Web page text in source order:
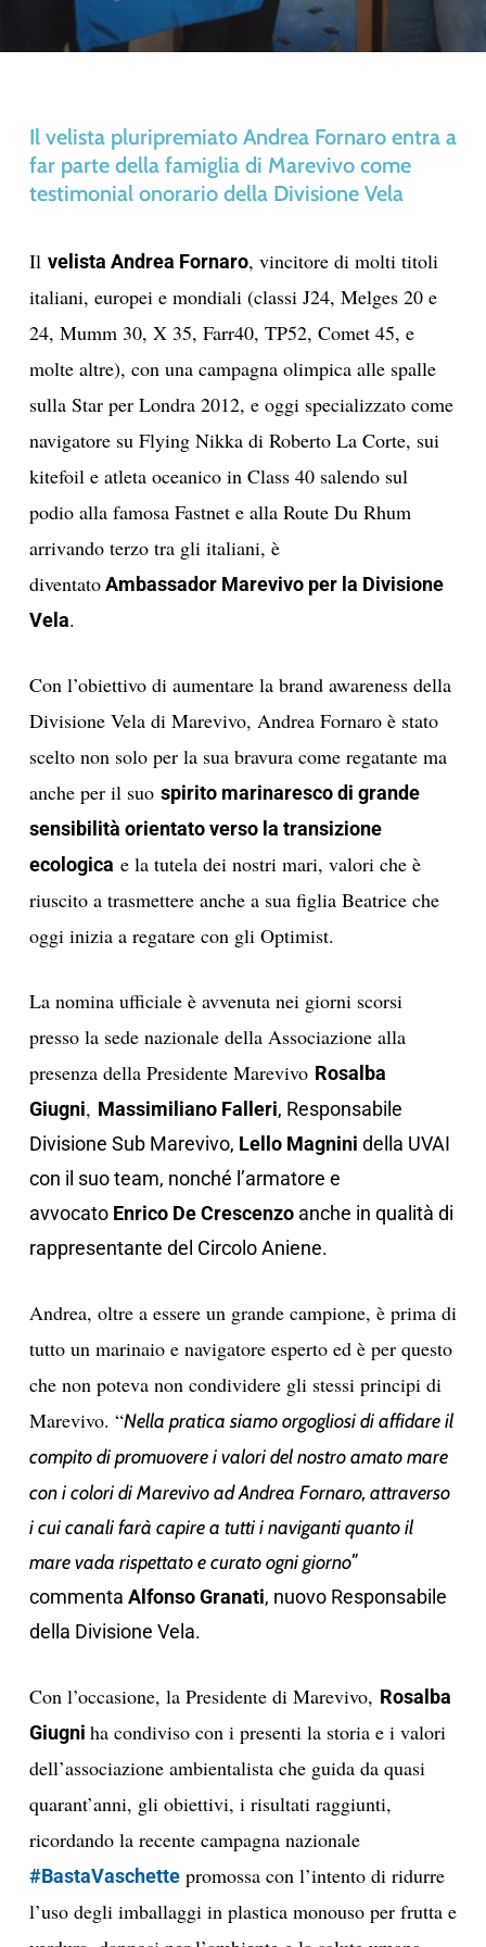
Il velista pluripremiato Andrea Fornaro entra a
far parte della famiglia di Marevivo come
testimonial onorario della Divisione Vela
Il velista Andrea Fornaro, vincitore di molti titoli
italiani, europei e mondiali (classi J24, Melges 20 e
24, Mumm 30, X 35, Farr40, TP52, Comet 45, e
molte altre), con una campagna olimpica alle spalle
sulla Star per Londra 2012, e oggi specializzato come
navigatore su Flying Nikka di Roberto La Corte, sui
kitefoil e atleta oceanico in Class 40 salendo sul
podio alla famosa Fastnet e alla Route Du Rhum
arrivando terzo tra gli italiani, è
diventatoAmbassador Marevivo per la Divisione
Vela.
Con l’obiettivo di aumentare la brand awareness della
Divisione Vela di Marevivo, Andrea Fornaro è stato
scelto non solo per la sua bravura come regatante ma
anche per il suo spirito marinaresco di grande
sensibilità orientato verso la transizione
ecologica e la tutela dei nostri mari, valori che è
riuscito a trasmettere anche a sua figlia Beatrice che
oggi inizia a regatare con gli Optimist.
La nomina ufficiale è avvenuta nei giorni scorsi
presso la sede nazionale della Associazione alla
presenza della Presidente Marevivo Rosalba
Giugni, Massimiliano Falleri, Responsabile
Divisione Sub Marevivo, Lello Magnini della UVAI
con il suo team, nonché l’armatore e
avvocato Enrico De Crescenzoanche in qualità di
rappresentante del Circolo Aniene.
Andrea, oltre a essere un grande campione, è prima di
tutto un marinaio e navigatore esperto ed è per questo
che non poteva non condividere gli stessi principi di
Marevivo. “Nella pratica siamo orgogliosi di affidare il
compito di promuovere i valori del nostro amato mare
con i colori di Marevivo adAndrea Fornaro, attraverso
i cui canali farà capire a tutti i naviganti quanto il
mare vada rispettato e curato ogni giorno”
commenta Alfonso Granati, nuovo Responsabile
della Divisione Vela.
Con l’occasione, la Presidente di Marevivo, Rosalba
Giugni ha condiviso con i presenti la storia e i valori
dell’associazione ambientalista che guida da quasi
quarant’anni, gli obiettivi, i risultati raggiunti,
ricordando la recente campagna nazionale
#BastaVaschettepromossa con l’intento di ridurre
l’uso degli imballaggi in plastica monouso per frutta e